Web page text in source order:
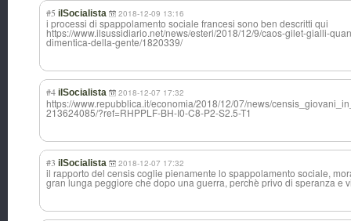
#5 ilSocialista 2018-12-09 13:16
i processi di spappolamento sociale francesi sono ben descritti qui
https://www.ilsussidiario.net/news/esteri/2018/12/9/caos-gilet-gialli-
dimentica-della-gente/1820339/
#4 ilSocialista 2018-12-07 17:32
https://www.repubblica.it/economia/2018/12/07/news/
213624085/?ref=RHPPLF-BH-I0-C8-P2-S2.5-T1
#3 ilSocialista 2018-12-07 17:32
il rapporto del censis coglie pienamente lo spappolamento sociale,
gran lunga peggiore che dopo una guerra, perchè privo di speranza e